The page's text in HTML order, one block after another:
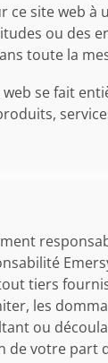
site web à
ou des
toute la
se fait
tiers
les
ou
de votre